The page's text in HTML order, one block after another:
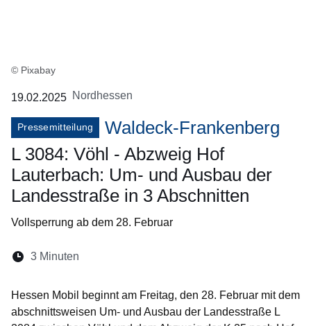
© Pixabay
19.02.2025 Nordhessen
Pressemitteilung
Waldeck-Frankenberg
L 3084: Vöhl - Abzweig Hof
Lauterbach: Um- und Ausbau der
Landesstraße in 3 Abschnitten
Vollsperrung ab dem 28. Februar
Lesedauer:
3 Minuten
Hessen Mobil beginnt am Freitag, den 28. Februar mit dem
abschnittsweisen Um- und Ausbau der Landesstraße L